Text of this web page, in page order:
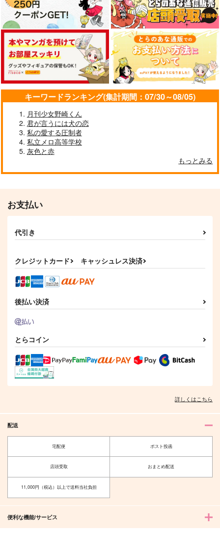
PIECE OF CAKE
キナコロンド
787円（税込）
松野一松×松野チョロ松
サンプル
作品詳細
あの頃の俺たちは
はちみつノイズ
787円（税込）
松野一松×松野おそ松
サンプル
かけら
808
625円（税込）
松野カラ松×松野おそ松
サンプル
いわし定食
715
松野カラ松
サンプル
作品詳細
コイノボルコイ
787
松野カラ松×松野十四松
サンプル サンプル
２人でいるとほら、こ
コイノボルコイ
円 （税込）
サンプル
君を知りたい
そ～
松野カラ松
サンプル
カート
サンプル
カート
キーワードランキング(集計期間：07/30～08/05)
月刊少女野崎くん
君が言うには犬の恋
私の愛する圧制者
私立メロ高等学校
灰色と赤
もっとみる
お支払い
代引き
クレジットカード キャッシュレス決済
後払い決済
とらコイン
詳しくはこちら
配送
宅配便 ポスト投函
店頭受取 おまとめ配送
11,000円（税込）以上で送料当社負担
便利な機能/サービス